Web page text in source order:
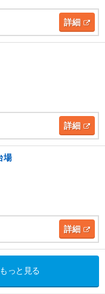
詳細
詳細
場
詳細
っと見る